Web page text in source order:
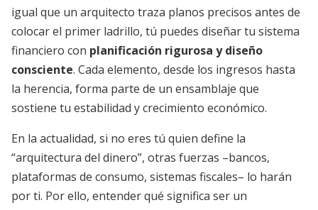
igual que un arquitecto traza planos precisos antes de
colocar el primer ladrillo, tú puedes diseñar tu sistema
financiero con planificación rigurosa y diseño
consciente. Cada elemento, desde los ingresos hasta
la herencia, forma parte de un ensamblaje que
sostiene tu estabilidad y crecimiento económico.
En la actualidad, si no eres tú quien define la
“arquitectura del dinero”, otras fuerzas –bancos,
plataformas de consumo, sistemas fiscales– lo harán
por ti. Por ello, entender qué significa ser un